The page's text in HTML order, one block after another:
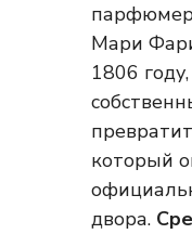
Мари
1806
который
двора.